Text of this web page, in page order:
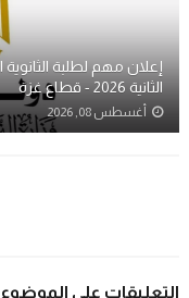
إعلان مهم لطلبة
الثانية 2026 - قطاع غزة
أغسطس 08, 2026
التعليقات على الموضوع